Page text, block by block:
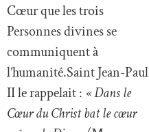
Cœur que les trois
Personnes divines se
communiquent à
l’humanité.Saint Jean-Paul
II le rappelait : « Dans le
Cœur du Christ bat le cœur